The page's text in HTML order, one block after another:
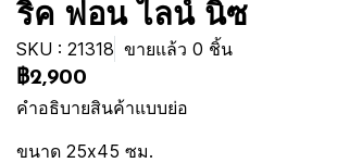
ริค ฟอน ไลน์ นิซ
SKU : 21318 ขายแล้ว 0 ชิ้น
฿2,900
คำอธิบายสินค้าแบบย่อ
ขนาด 25x45 ซม.